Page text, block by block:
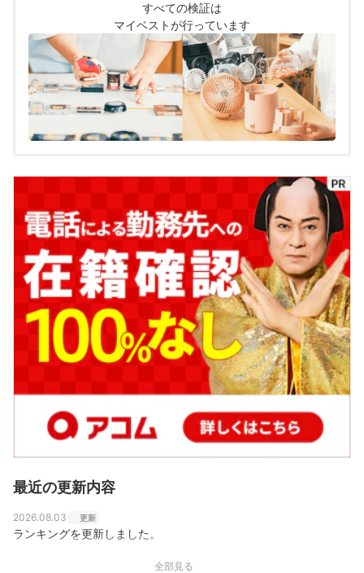
済を専門に解説コンテンツの制作を統括する。 また、
Yahoo!ファイナンスで借入や投資への疑問や基礎知識に
関する連載も担当している。
大島凱斗のプロフィール
すべての検証は
マイベストが行っています
最近の更新内容
2026.08.03 更新
ランキングを更新しました。
全部見る